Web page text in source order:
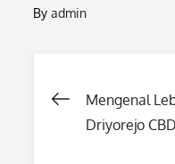
Byadmin
Post
Mengenal
Driyorejo CBD